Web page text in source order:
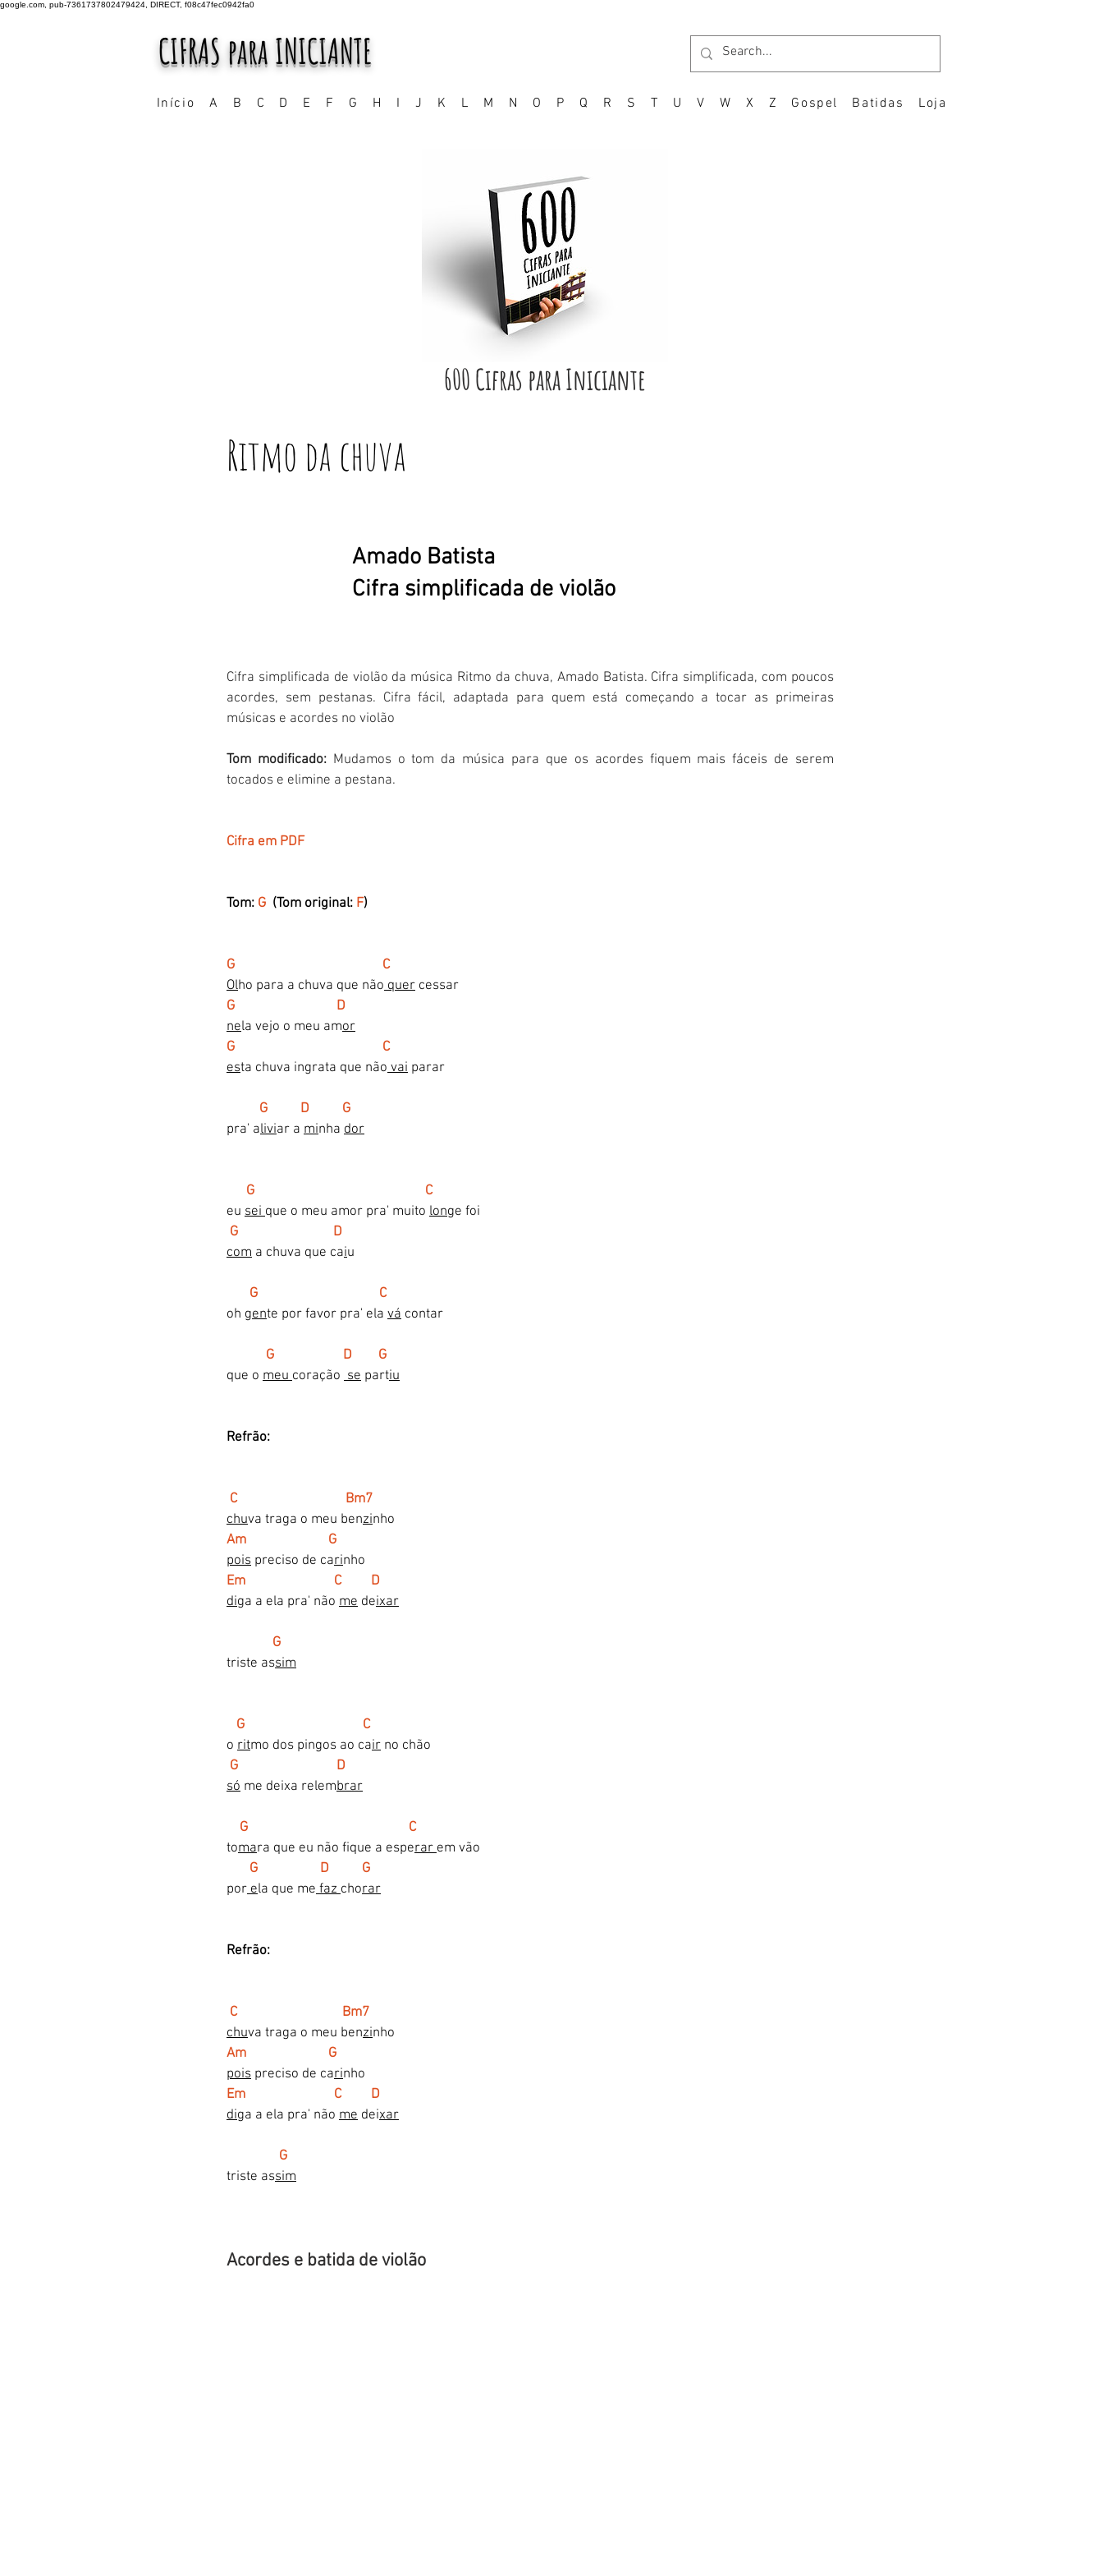
google.com, pub-7361737802479424, DIRECT, f08c47fec0942fa0
CIFRAS para INICIANTE
Início A B C D E F G H I J K L M N O P Q R S T U V W X Z Gospel Batidas Loja
600 Cifras para Iniciante
Ritmo da chuva
Amado Batista
Cifra simplificada de violão
Cifra simplificada de violão da música Ritmo da chuva, Amado Batista. Cifra simplificada, com poucos
acordes, sem pestanas. Cifra fácil, adaptada para quem está começando a tocar as primeiras
músicas e acordes no violão
Tom modificado: Mudamos o tom da música para que os acordes fiquem mais fáceis de serem
tocados e elimine a pestana.
Cifra em PDF
Tom: G
  (Tom original:
F)
G                                             C
Olho para a chuva que não quer cessar
G                               D
nela vejo o meu amor
G                                             C
esta chuva ingrata que não vai parar
G          D          G
pra' aliviar a minha dor
G                                                    C
eu sei que o meu amor pra' muito longe foi
G                             D
com a chuva que caiu
    G                                     C
oh gente por favor pra' ela vá contar
     G                     D        G
que o meu coração se partiu
Refrão:
C                                 Bm7
chuva traga o meu benzinho
Am                         G
pois preciso de carinho
Em                           C         D
diga a ela pra' não me deixar
  G
triste assim
G                                    C
o ritmo dos pingos ao cair no chão
G                              D
só me deixa relembrar
G                                                 C
tomara que eu não fique a esperar em vão
G                   D          G
por ela que me faz chorar
Refrão:
C                                Bm7
chuva traga o meu benzinho
Am                         G
pois preciso de carinho
Em                           C         D
diga a ela pra' não me deixar
       G
triste assim
Acordes e batida de violão